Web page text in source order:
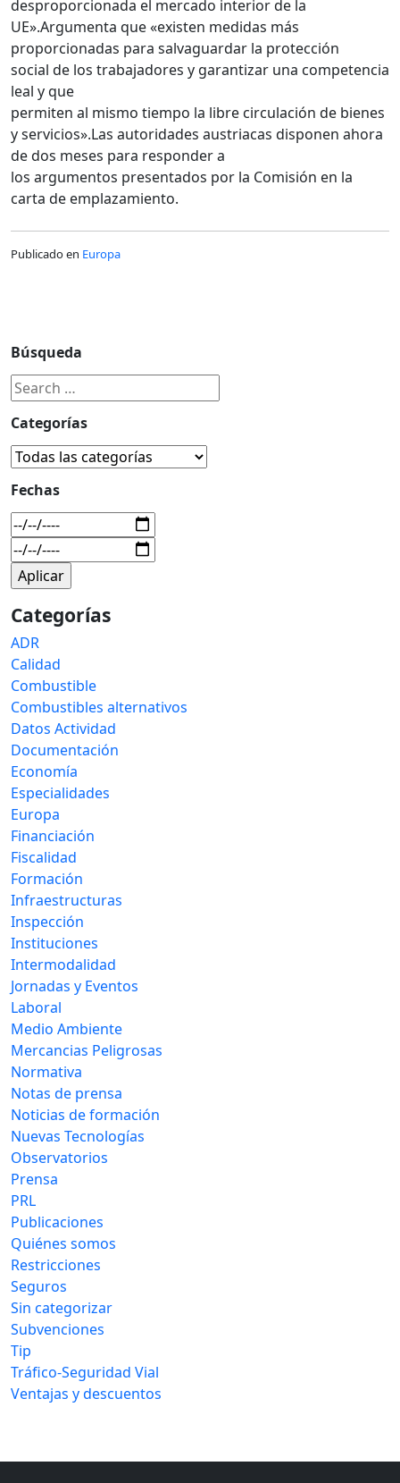
desproporcionada el mercado interior de la
UE».Argumenta que «existen medidas más
proporcionadas para salvaguardar la protección
social de los trabajadores y garantizar una competencia
leal y que
permiten al mismo tiempo la libre circulación de bienes
y servicios».Las autoridades austriacas disponen ahora
de dos meses para responder a
los argumentos presentados por la Comisión en la
carta de emplazamiento.
Publicado en Europa
Búsqueda
Categorías
Fechas
Categorías
ADR
Calidad
Combustible
Combustibles alternativos
Datos Actividad
Documentación
Economía
Especialidades
Europa
Financiación
Fiscalidad
Formación
Infraestructuras
Inspección
Instituciones
Intermodalidad
Jornadas y Eventos
Laboral
Medio Ambiente
Mercancias Peligrosas
Normativa
Notas de prensa
Noticias de formación
Nuevas Tecnologías
Observatorios
Prensa
PRL
Publicaciones
Quiénes somos
Restricciones
Seguros
Sin categorizar
Subvenciones
Tip
Tráfico-Seguridad Vial
Ventajas y descuentos